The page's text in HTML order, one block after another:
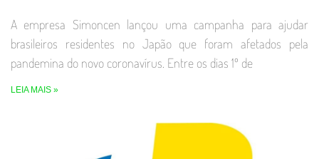
A empresa Simoncen lançou uma campanha para ajudar
brasileiros residentes no Japão que foram afetados pela
pandemina do novo coronavírus. Entre os dias 1º de
LEIA MAIS »